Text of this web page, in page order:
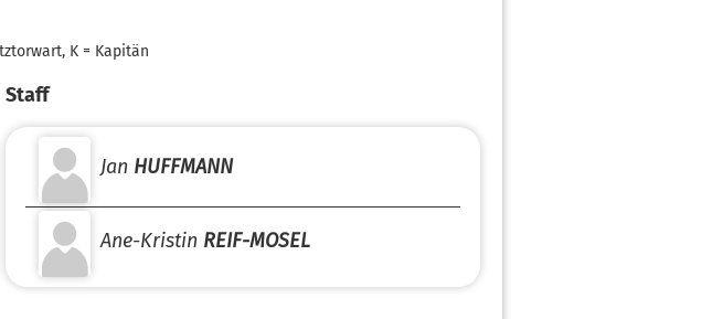
K = Kapitän
Staff
Jan HUFFMANN
Ane-Kristin REIF-MOSEL